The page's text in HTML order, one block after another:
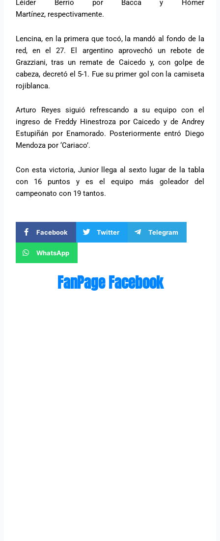
Léider Berrío por Bacca y Hómer
Martínez, respectivamente.
Lencina, en la primera que tocó, la mandó al fondo de la
red, en el 27. El argentino aprovechó un rebote de
Grazziani, tras un remate de Caicedo y, con golpe de
cabeza, decretó el 5-1. Fue su primer gol con la camiseta
rojiblanca.
Arturo Reyes siguió refrescando a su equipo con el
ingreso de Freddy Hinestroza por Caicedo y de Andrey
Estupiñán por Enamorado. Posteriormente entró Diego
Mendoza por ‘Cariaco’.
Con esta victoria, Junior llega al sexto lugar de la tabla
con 16 puntos y es el equipo más goleador del
campeonato con 19 tantos.
Facebook Twitter Telegram
WhatsApp
FanPage Facebook